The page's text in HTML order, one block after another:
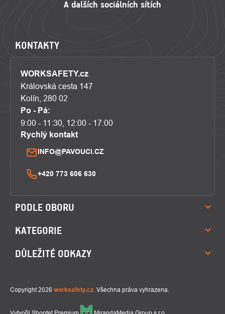
KONTAKTY
WORKSAFETY.cz
Královská cesta 147
Kolín, 280 02
Po - Pá:
9:00 - 11:30, 12:00 - 17:00
Rychlý kontakt
INFO@PAVOUCI.CZ
+420 773 606 630
PODLE OBORU
KATEGORIE
DŮLEŽITÉ ODKAZY
Copyright 2026 worksafety.cz . Všechna práva vyhrazena.